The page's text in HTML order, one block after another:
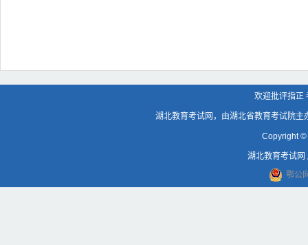
欢迎批评指正
湖北教育考试网，由湖北省教育考试院
Copyright ©
湖北教育考试
鄂公